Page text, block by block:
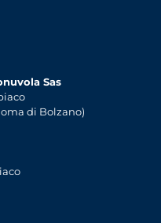
Sas
di Bolzano)